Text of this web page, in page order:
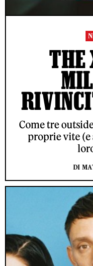
THE
Come tre
proprie vite
DI